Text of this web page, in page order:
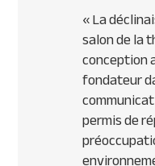
« La
salon de la
conception
fondateur
permis de